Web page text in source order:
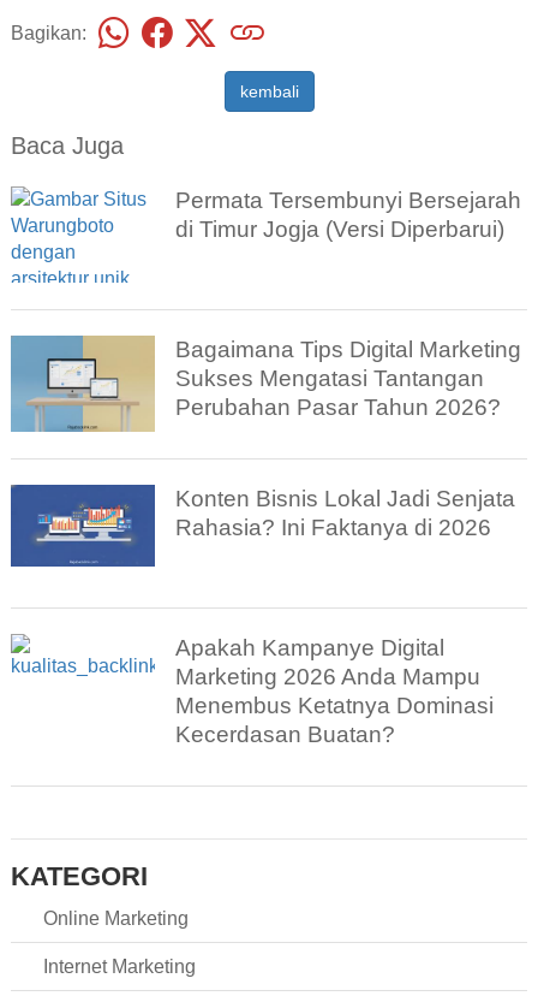
Bagikan:
kembali
Baca Juga
Permata Tersembunyi Bersejarah
di Timur Jogja (Versi Diperbarui)
Bagaimana Tips Digital Marketing
Sukses Mengatasi Tantangan
Perubahan Pasar Tahun 2026?
Konten Bisnis Lokal Jadi Senjata
Rahasia? Ini Faktanya di 2026
Apakah Kampanye Digital
Marketing 2026 Anda Mampu
Menembus Ketatnya Dominasi
Kecerdasan Buatan?
KATEGORI
Online Marketing
Internet Marketing